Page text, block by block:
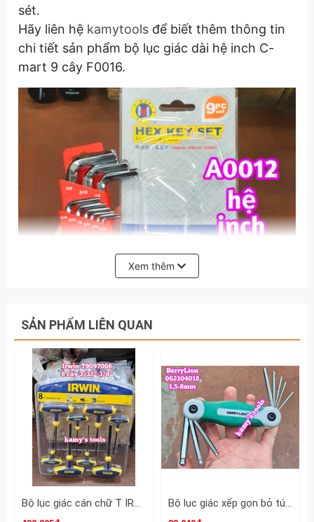
sét.
Hãy liên hệ kamytools để biết thêm thông tin
chi tiết sản phẩm bộ lục giác dài hệ inch C-
mart 9 cây F0016.
Xem thêm
SẢN PHẨM LIÊN QUAN
Bộ lục giác cán chữ T IRWIN 8 chi tiết 3/32-3/8 inch T9097008 Bộ lục giác xếp gọn bỏ túi 8 chi tiết 1.5-8mm BerryLion 062104018